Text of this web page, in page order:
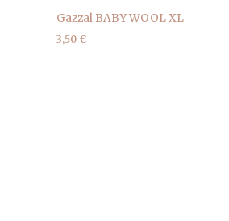
Gazzal BABY WOOL XL
3,50 €